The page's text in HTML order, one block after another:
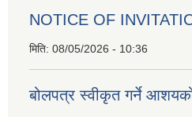
NOTICE OF
मिति: 08/05/2026 - 10:36
बोलपत्र स्वीकृत गर्ने